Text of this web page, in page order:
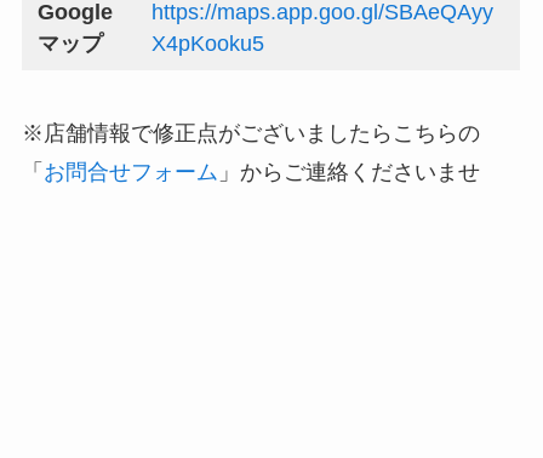
Google
マップ
https://maps.app.goo.gl/SBAeQAyy
X4pKooku5
※店舗情報で修正点がございましたらこちらの
「 お問合せフォーム 」からご連絡くださいませ